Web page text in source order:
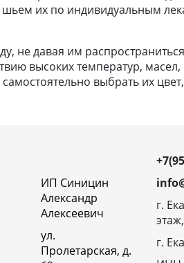
шьем их по индивидуальным
не давая им
высоких температур,
выбрать их
ИП Синицин
Александр
Алексеевич
ул.
Пролетарская, д.
г.
г.